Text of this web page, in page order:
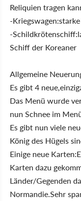
Reliquien tragen
-
-
Schiff der Koreaner
Allgemeine
Es gibt 4
Das Menü wurde
nun Schnee im
Es gibt nun viele
König des Hügels
Einige neue
Karten dazu
Länder/Gegenden
Normandie.Sehr